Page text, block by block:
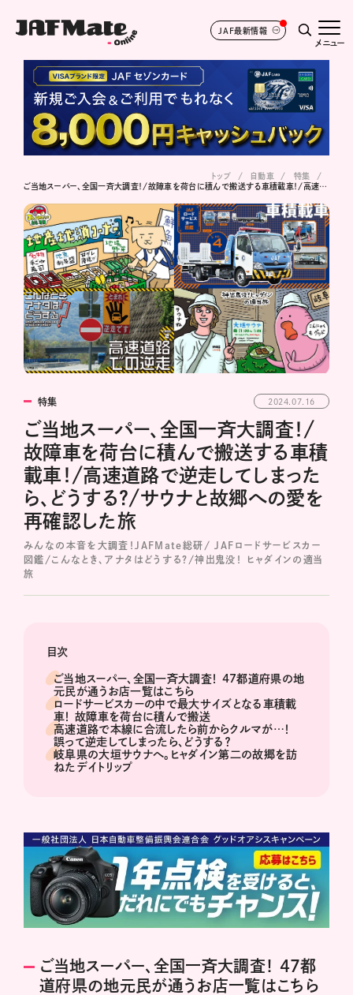
JAF最新情報
メニュー
トップ 自動車
特集
ご当地スーパー、全国一斉大調査！/故障車を荷台に積んで搬送する車積載車！/高速道路で逆走してしまったら、どうする？/サウナと故郷への愛を再確認した旅
特集 2024.07.16
ご当地スーパー、全国一斉大調査！/
故障車を荷台に積んで搬送する車積
載車！/高速道路で逆走してしまった
ら、どうする？/サウナと故郷への愛を
再確認した旅
みんなの本音を大調査！JAFMate総研/ JAFロードサービスカー
図鑑/こんなとき、アナタはどうする？/神出鬼没！ ヒャダインの適当
旅
目次
ご当地スーパー、全国一斉大調査！ 47都道府県の地
元民が通うお店一覧はこちら
ロードサービスカーの中で最大サイズとなる車積載
車！ 故障車を荷台に積んで搬送
高速道路で本線に合流したら前からクルマが…！
誤って逆走してしまったら、どうする？
岐阜県の大垣サウナへ。ヒャダイン第二の故郷を訪
ねたデイトリップ
ご当地スーパー、全国一斉大調査！ 47都
道府県の地元民が通うお店一覧はこちら